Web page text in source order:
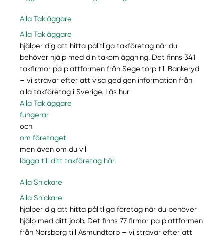
Alla Takläggare
Alla Takläggare
hjälper dig att hitta pålitliga takföretag när du
behöver hjälp med din takomläggning. Det finns 341
takfirmor på plattformen från Segeltorp till Bankeryd
– vi strävar efter att visa gedigen information från
alla takföretag i Sverige. Läs hur
Alla Takläggare
fungerar
och
om företaget
men även om du vill
lägga till ditt takföretag här.
Alla Snickare
Alla Snickare
hjälper dig att hitta pålitliga företag när du behöver
hjälp med ditt jobb. Det finns 77 firmor på plattformen
från Norsborg till Asmundtorp – vi strävar efter att